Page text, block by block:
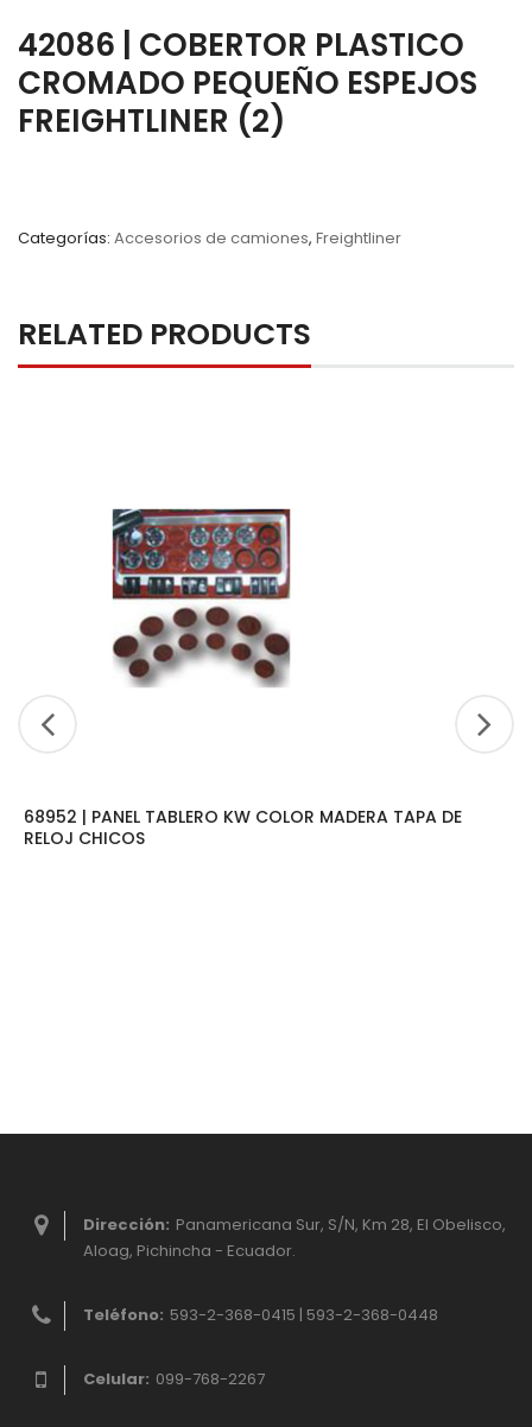
42086 | COBERTOR PLASTICO
CROMADO PEQUEÑO ESPEJOS
FREIGHTLINER (2)
Categorías: Accesorios de camiones, Freightliner
RELATED PRODUCTS
68952 | PANEL TABLERO KW COLOR MADERA TAPA DE
RELOJ CHICOS
Dirección: Panamericana Sur, S/N, Km 28, El Obelisco,
Aloag, Pichincha - Ecuador.
Teléfono: 593-2-368-0415 | 593-2-368-0448
Celular: 099-768-2267